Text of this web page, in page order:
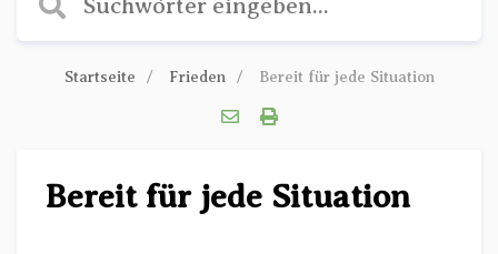
Startseite Frieden Bereit für jede Situation
Bereit für jede Situation